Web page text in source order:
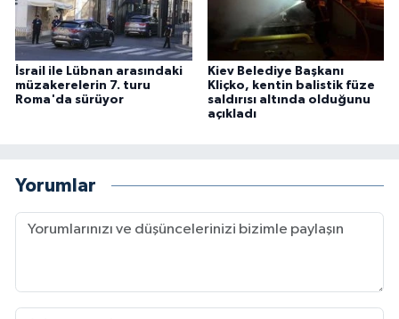
İsrail ile Lübnan arasındaki
müzakerelerin 7. turu
Roma'da sürüyor
Kiev Belediye Başkanı
Kliçko, kentin balistik füze
saldırısı altında olduğunu
açıkladı
Yorumlar